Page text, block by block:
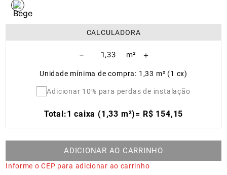
CALCULADORA
－ ＋
Unidade mínima de compra: 1,33 m² (1 cx)
Adicionar 10% para perdas de instalação
Total:1 caixa (1,33 m²)= R$ 154,15
ADICIONAR AO CARRINHO
Informe o CEP para adicionar ao carrinho